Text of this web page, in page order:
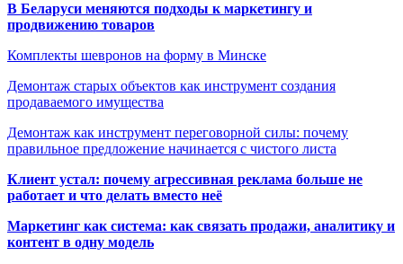
В Беларуси меняются подходы к маркетингу и
продвижению товаров
Комплекты шевронов на форму в Минске
Демонтаж старых объектов как инструмент создания
продаваемого имущества
Демонтаж как инструмент переговорной силы: почему
правильное предложение начинается с чистого листа
Клиент устал: почему агрессивная реклама больше не
работает и что делать вместо неё
Маркетинг как система: как связать продажи, аналитику и
контент в одну модель